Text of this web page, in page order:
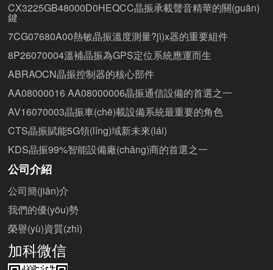
CX3225GB48000D0HEQCC晶振承載聲音精華的關(guān)
鍵
7CG07680A00熱敏晶振溫度測量?jì)x器的重要組件
8P26070004溫補晶振為GPS定位系統應運而生
ABRAOCN晶振控制器的核心部件
AA08000016 AA08000006晶振通信設備的首選之一
AV16070003晶振車(chē)載設備系統最重要的角色
CTS晶振賦能5G領(lǐng)域新未來(lái)
KDS晶振99%智能設備廠(chǎng)商的首選之一
公司介紹
公司簡(jiǎn)介
我們的優(yōu)勢
榮譽(yù)資質(zhì)
加科微信